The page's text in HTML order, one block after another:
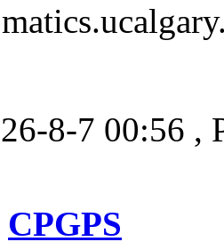
8-7 00:56 ,
CPGPS